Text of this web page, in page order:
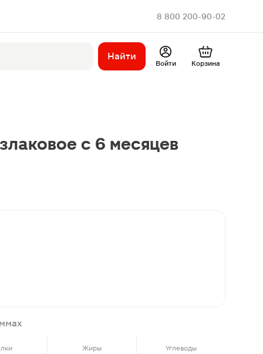
8 800 200-90-02
Найти
Войти Корзина
с 6 месяцев
Жиры Углеводы